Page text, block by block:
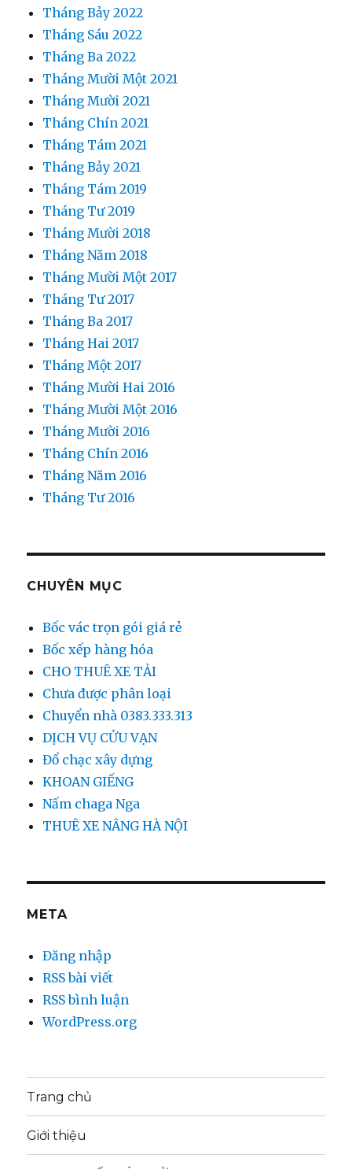
Tháng Bảy 2022
Tháng Sáu 2022
Tháng Ba 2022
Tháng Mười Một 2021
Tháng Mười 2021
Tháng Chín 2021
Tháng Tám 2021
Tháng Bảy 2021
Tháng Tám 2019
Tháng Tư 2019
Tháng Mười 2018
Tháng Năm 2018
Tháng Mười Một 2017
Tháng Tư 2017
Tháng Ba 2017
Tháng Hai 2017
Tháng Một 2017
Tháng Mười Hai 2016
Tháng Mười Một 2016
Tháng Mười 2016
Tháng Chín 2016
Tháng Năm 2016
Tháng Tư 2016
CHUYÊN MỤC
Bốc vác trọn gói giá rẻ
Bốc xếp hàng hóa
CHO THUÊ XE TẢI
Chưa được phân loại
Chuyển nhà 0383.333.313
DỊCH VỤ CỬU VẠN
Đổ chạc xây dựng
KHOAN GIẾNG
Nấm chaga Nga
THUÊ XE NÂNG HÀ NỘI
META
Đăng nhập
RSS bài viết
RSS bình luận
WordPress.org
Trang chủ
Giới thiệu